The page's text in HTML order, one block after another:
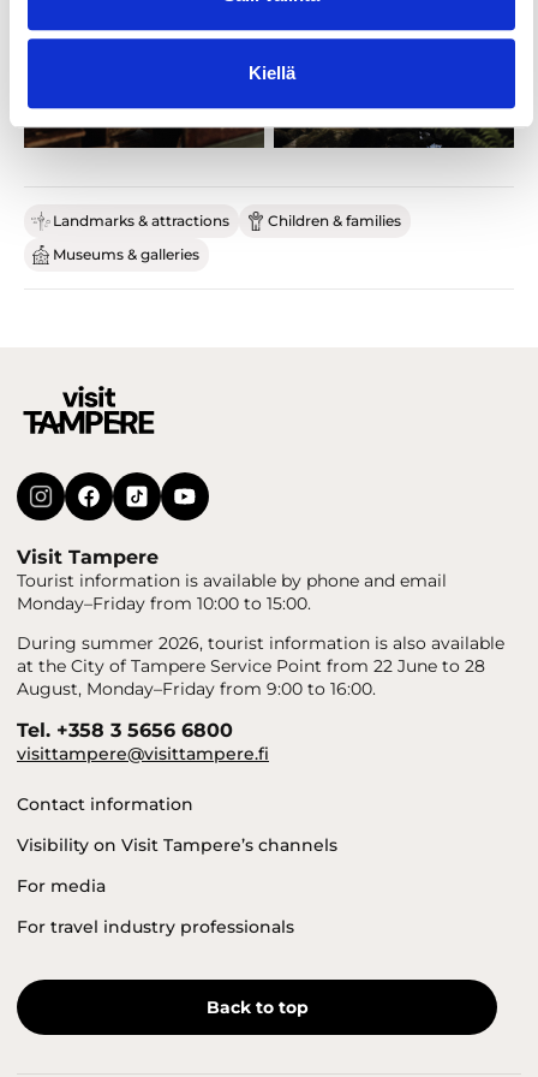
Kiellä
Landmarks & attractions
Children & families
Museums & galleries
Visit Tampere
Tourist information is available by phone and email
Monday–Friday from 10:00 to 15:00.
During summer 2026, tourist information is also available
at the City of Tampere Service Point from 22 June to 28
August, Monday–Friday from 9:00 to 16:00.
Tel. +358 3 5656 6800
visittampere@visittampere.fi
Contact information
Visibility on Visit Tampere’s channels
For media
For travel industry professionals
Back to top